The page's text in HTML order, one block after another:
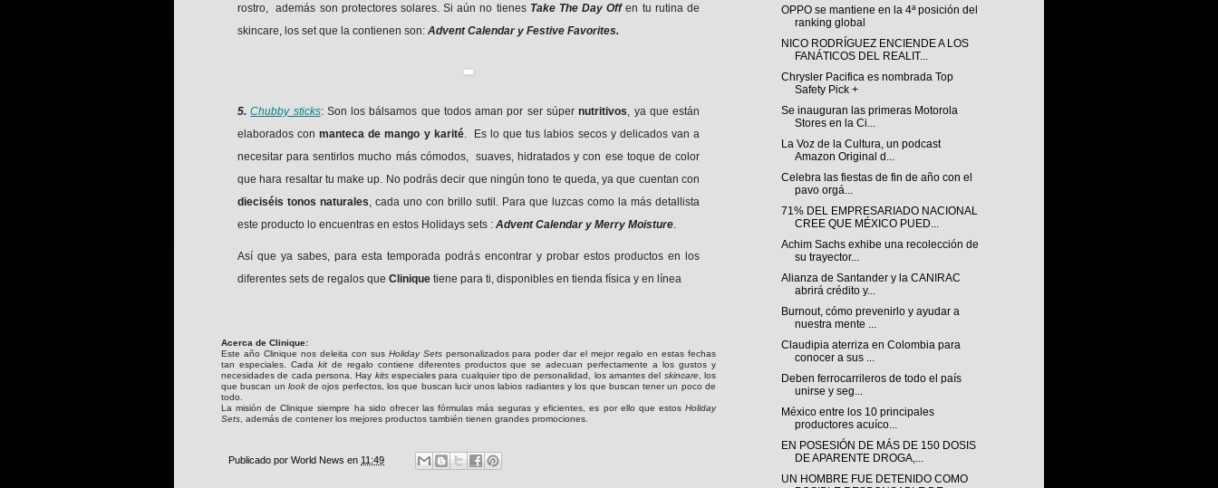
rostro, además son protectores solares. Si aún no tienes Take The Day Offen tu rutina de
skincare, los set que la contienen son: Advent Calendar y Festive Favorites.
5.Chubby sticks: Son los bálsamos que todos aman por ser súpernutritivos, ya que están
elaborados conmanteca de mango y karité. Es lo que tus labios secos y delicados van a
necesitar para sentirlos mucho más cómodos, suaves, hidratados y con ese toque de color
que hara resaltar tu make up. No podrás decir que ningún tono te queda, ya que cuentan con
dieciséis tonos naturales, cada uno con brillo sutil. Para que luzcas como la más detallista
este producto lo encuentras en estos Holidays sets : Advent Calendar y Merry Moisture.
Así que ya sabes, para esta temporada podrás encontrar y probar estos productos en los
diferentes sets de regalos que Clinique tiene para ti, disponibles en tienda física y en línea
Acerca de Clinique:
Este año Clinique nos deleita con sus Holiday Sets personalizados para poder dar el mejor regalo en estas fechas
tan especiales. Cada kitde regalo contiene diferentes productos que se adecuan perfectamente a los gustos y
necesidades de cada persona. Hay kitsespeciales para cualquier tipo de personalidad, los amantes del skincare, los
que buscan un lookde ojos perfectos, los que buscan lucir unos labios radiantes y los que buscan tener un poco de
todo.
La misión de Clinique siempre ha sido ofrecer las fórmulas más seguras y eficientes, es por ello que estos Holiday
Sets , además de contener los mejores productos también tienen grandes promociones.
Publicado por World News en 11:49
OPPO se mantiene en la 4ª posición del
ranking global
NICO RODRÍGUEZ ENCIENDE A LOS
FANÁTICOS DEL REALIT...
Chrysler Pacifica es nombrada Top
Safety Pick +
Se inauguran las primeras Motorola
Stores en la Ci...
La Voz de la Cultura, un podcast
Amazon Original d...
Celebra las fiestas de fin de año con el
pavo orgá...
71% DEL EMPRESARIADO NACIONAL
CREE QUE MÉXICO PUED...
Achim Sachs exhibe una recolección de
su trayector...
Alianza de Santander y la CANIRAC
abrirá crédito y...
Burnout, cómo prevenirlo y ayudar a
nuestra mente ...
Claudipia aterriza en Colombia para
conocer a sus ...
Deben ferrocarrileros de todo el país
unirse y seg...
México entre los 10 principales
productores acuíco...
EN POSESIÓN DE MÁS DE 150 DOSIS
DE APARENTE DROGA,...
UN HOMBRE FUE DETENIDO COMO